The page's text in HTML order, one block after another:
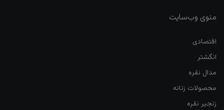
منوی وب‌سایت
اقتصادی
انگشتر
مدال نقره
محصولات زنانه
زنجیر نقره